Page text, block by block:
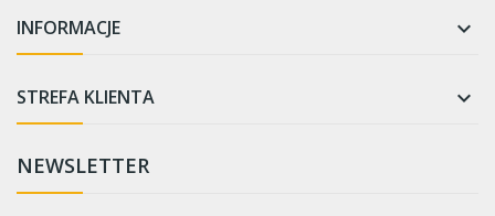
INFORMACJE 
STREFA KLIENTA 
NEWSLETTER